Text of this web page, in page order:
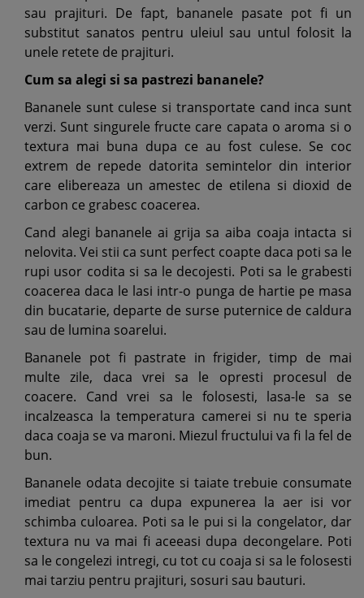
sau prajituri. De fapt, bananele pasate pot fi un
substitut sanatos pentru uleiul sau untul folosit la
unele retete de prajituri.
Cum sa alegi si sa pastrezi bananele?
Bananele sunt culese si transportate cand inca sunt
verzi. Sunt singurele fructe care capata o aroma si o
textura mai buna dupa ce au fost culese. Se coc
extrem de repede datorita semintelor din interior
care elibereaza un amestec de etilena si dioxid de
carbon ce grabesc coacerea.
Cand alegi bananele ai grija sa aiba coaja intacta si
nelovita. Vei stii ca sunt perfect coapte daca poti sa le
rupi usor codita si sa le decojesti. Poti sa le grabesti
coacerea daca le lasi intr-o punga de hartie pe masa
din bucatarie, departe de surse puternice de caldura
sau de lumina soarelui.
Bananele pot fi pastrate in frigider, timp de mai
multe zile, daca vrei sa le opresti procesul de
coacere. Cand vrei sa le folosesti, lasa-le sa se
incalzeasca la temperatura camerei si nu te speria
daca coaja se va maroni. Miezul fructului va fi la fel de
bun.
Bananele odata decojite si taiate trebuie consumate
imediat pentru ca dupa expunerea la aer isi vor
schimba culoarea. Poti sa le pui si la congelator, dar
textura nu va mai fi aceeasi dupa decongelare. Poti
sa le congelezi intregi, cu tot cu coaja si sa le folosesti
mai tarziu pentru prajituri, sosuri sau bauturi.